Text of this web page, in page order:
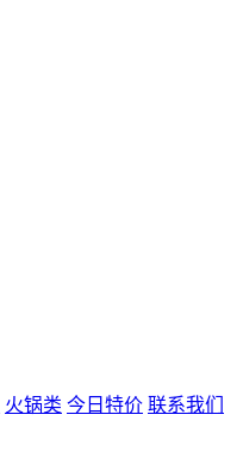
火锅类 今日特价 联系我们